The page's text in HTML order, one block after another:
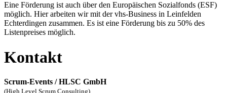
Eine Förderung ist auch über den Europäischen Sozialfonds (ESF)
möglich. Hier arbeiten wir mit der vhs-Business in Leinfelden
Echterdingen zusammen. Es ist eine Förderung bis zu 50% des
Listenpreises möglich.
Kontakt
Scrum-Events / HLSC GmbH
(High Level Scrum Consulting)